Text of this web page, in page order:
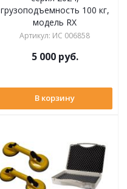
грузоподъемность 100 кг,
модель RX
Артикул: ИС 006858
5 000руб.
В корзину